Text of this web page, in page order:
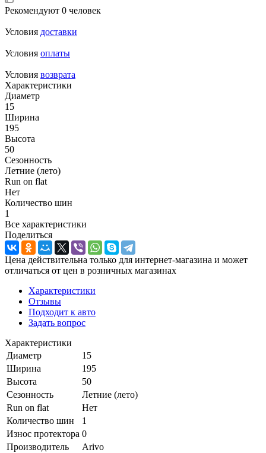
Рекомендуют 0 человек
Условия доставки
Условия оплаты
Условия возврата
Характеристики
Диаметр
15
Ширина
195
Высота
50
Сезонность
Летние (лето)
Run on flat
Нет
Количество шин
1
Все характеристики
Поделиться
Цена действительна только для интернет-магазина и может
отличаться от цен в розничных магазинах
Характеристики
Отзывы
Подходит к авто
Задать вопрос
Характеристики
Диаметр
15
Ширина
195
Высота
50
Сезонность
Летние (лето)
Run on flat
Нет
Количество шин
1
Износ протектора 0
Производитель
Arivo